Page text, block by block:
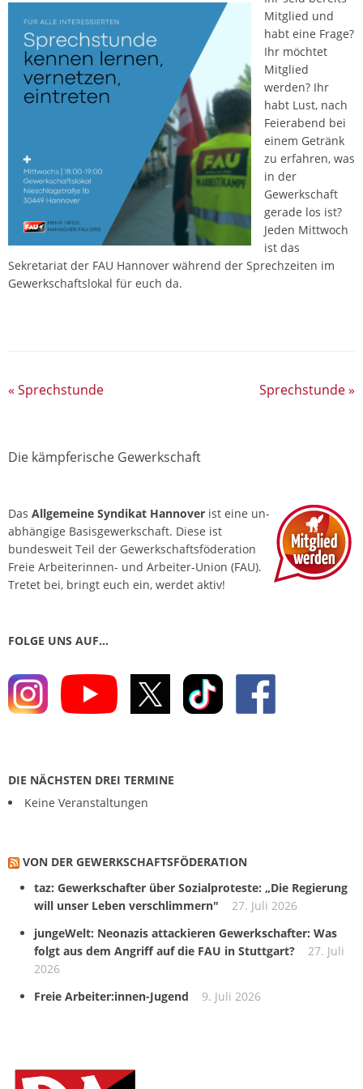
Mitglied und
habt eine Frage?
Ihr möchtet
Mitglied
werden? Ihr
habt Lust, nach
Feierabend bei
einem Getränk
zu erfahren, was
in der
Gewerkschaft
gerade los ist?
Jeden Mittwoch
ist das
Sekretariat der FAU Hannover während der Sprechzeiten im
Gewerkschaftslokal für euch da.
« Sprechstunde Sprechstunde»
Die kämpferische Gewerkschaft
Das Allgemeine Syndikat Hannover ist eine un­
abhängige Basis­gewerkschaft. Diese ist
bundesweit Teil der Gewerkschafts­föderation
Freie Arbeiterinnen- und Arbeiter-Union (FAU).
Tretet bei, bringt euch ein, werdet aktiv!
FOLGE UNS AUF…
DIE NÄCHSTEN DREI TERMINE
Keine Veranstaltungen
VON DER GEWERKSCHAFTS­FÖDERATION
taz: Gewerkschafter über Sozialproteste: „Die Regierung
will unser Leben verschlimmern"
27. Juli 2026
jungeWelt: Neonazis attackieren Gewerkschafter: Was
folgt aus dem Angriff auf die FAU in Stuttgart?
27. Juli
2026
Freie Arbeiter:innen-Jugend
9. Juli 2026